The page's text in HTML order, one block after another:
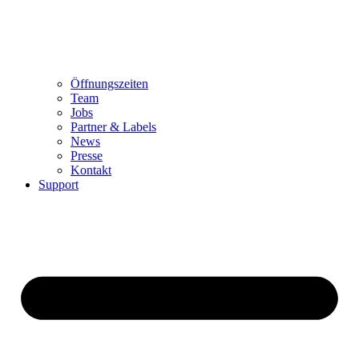
Öffnungszeiten
Team
Jobs
Partner & Labels
News
Presse
Kontakt
Support